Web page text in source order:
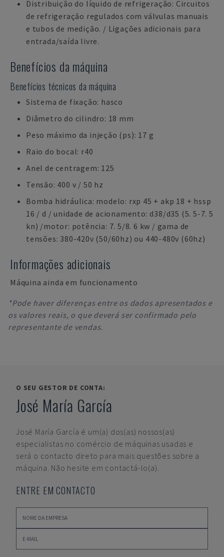
Distribuição do líquido de refrigeração: Circuitos
de refrigeração regulados com válvulas manuais
e tubos de medição. / Ligações adicionais para
entrada/saída livre.
Benefícios da máquina
Benefícios técnicos da máquina
Sistema de fixação: hasco
Diâmetro do cilindro: 18 mm
Peso máximo da injeção (ps): 17 g
Raio do bocal: r40
Anel de centragem: 125
Tensão: 400 v / 50 hz
Bomba hidráulica: modelo: rxp 45 + akp 18 + hssp
16 / d / unidade de acionamento: d38/d35 (5. 5-7. 5
kn) /motor: potência: 7. 5/8. 6 kw / gama de
tensões: 380-420v (50/60hz) ou 440-480v (60hz)
Informações adicionais
Máquina ainda em funcionamento
*Pode haver diferenças entre os dados apresentados e
os valores reais, o que deverá ser confirmado pelo
representante de vendas.
O SEU GESTOR DE CONTA:
José María García
José María García é um(a) dos(as) nossos(as)
especialistas no comércio de máquinas usadas e
será o contacto direto para mais questões sobre a
máquina. Não hesite em contactá-lo(a).
ENTRE EM CONTACTO